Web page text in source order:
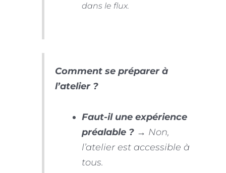
dans le flux.
Comment se préparer à
l’atelier ?
Faut-il une expérience
préalable ?→ Non,
l’atelier est accessible à
tous.